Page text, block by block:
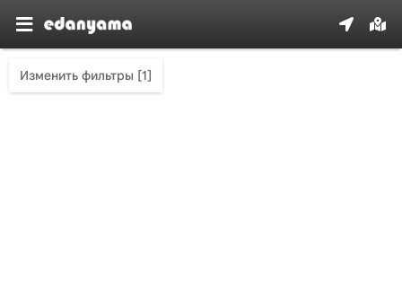
Изменить фильтры [1]